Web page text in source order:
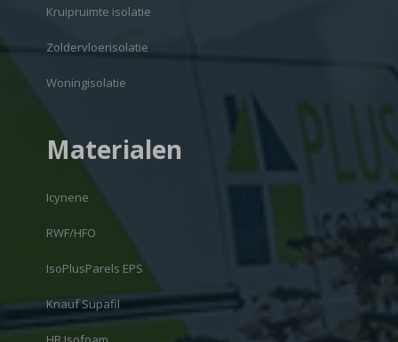
Kruipruimte isolatie
Zoldervloerisolatie
Woningisolatie
Materialen
Icynene
RWF/HFO
IsoPlusParels EPS
Knauf Supafil